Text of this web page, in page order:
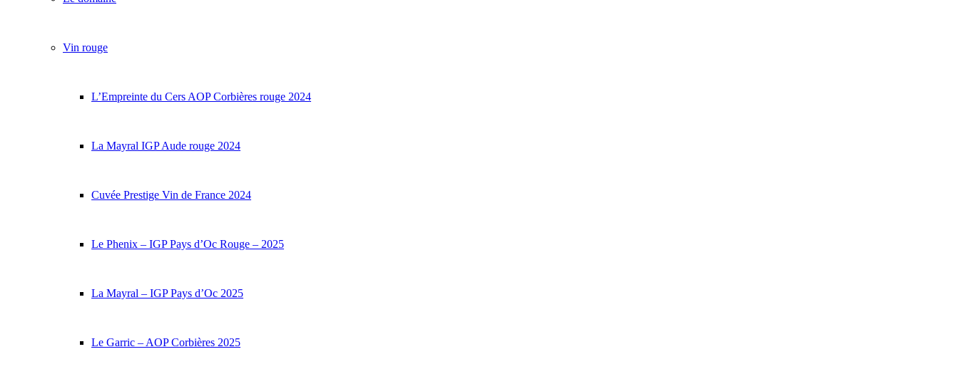
Vin rouge
L’Empreinte du Cers AOP Corbières rouge 2024
La Mayral IGP Aude rouge 2024
Cuvée Prestige Vin de France 2024
Le Phenix – IGP Pays d’Oc Rouge – 2025
La Mayral – IGP Pays d’Oc 2025
Le Garric – AOP Corbières 2025